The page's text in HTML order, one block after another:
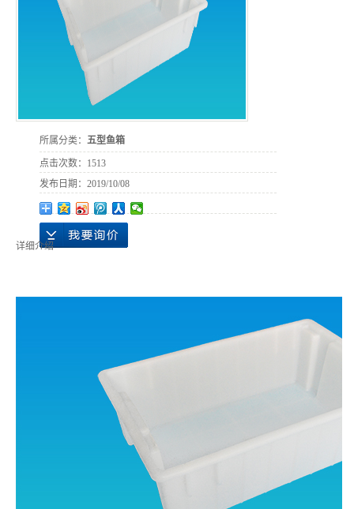
所属分类： 五型鱼箱
点击次数： 1513
发布日期： 2019/10/08
详细介绍